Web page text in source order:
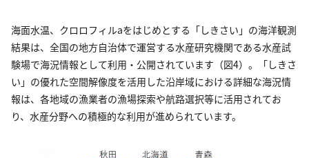
海面水温、クロロフィルaをはじめとする「しきさい」の海洋観測
結果は、全国の地方自治体で運営する水産研究機関である水産試
験場で海況情報として利用・公開されています（図4）。「しきさ
い」の優れた空間解像度を活用した沿岸域における詳細な海況情
報は、各地域の漁業者の漁場探索や航路選択等に活用されてお
り、水産分野への積極的な利用が進められています。